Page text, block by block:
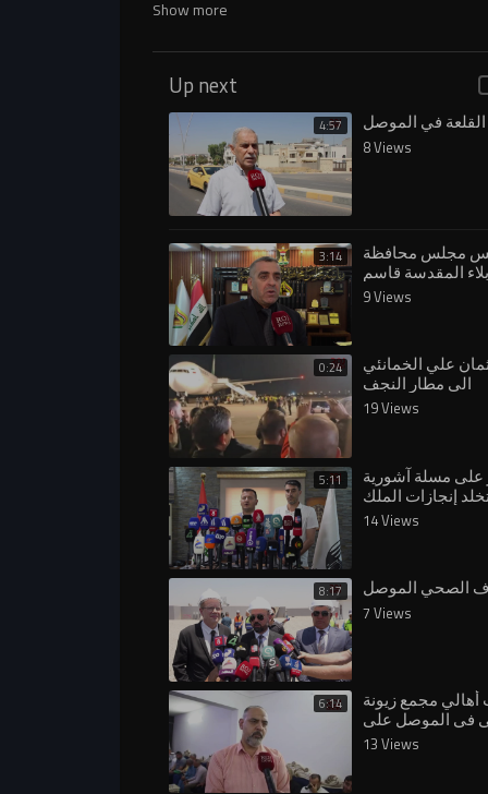
Show more
Up next
4:57 في الموصل
8 Views
3:14 مجلس محافظة
المقدسة قاسم
في مايخص
لقرب الزيارة
9 Views
0:24 علي الخمانئي
الى مطار النجف
19 Views
5:11 على مسلة آشورية
إنجازات الملك
بانيبال في الموصل
14 Views
8:17 الصحي الموصل
7 Views
6:14 مجمع زيونة
في الموصل على
التي يفرضها اللواء
13 Views